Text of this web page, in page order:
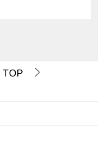
TOP